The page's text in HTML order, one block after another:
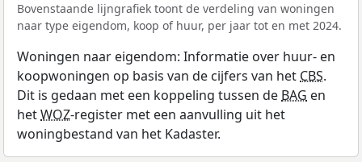
Bovenstaande lijngrafiek toont de verdeling van woningen
naar type eigendom, koop of huur, per jaar tot en met 2024.
Woningen naar eigendom: Informatie over huur- en
koopwoningen op basis van de cijfers van het CBS.
Dit is gedaan met een koppeling tussen de BAG en
hetWOZ-register met een aanvulling uit het
woningbestand van het Kadaster.